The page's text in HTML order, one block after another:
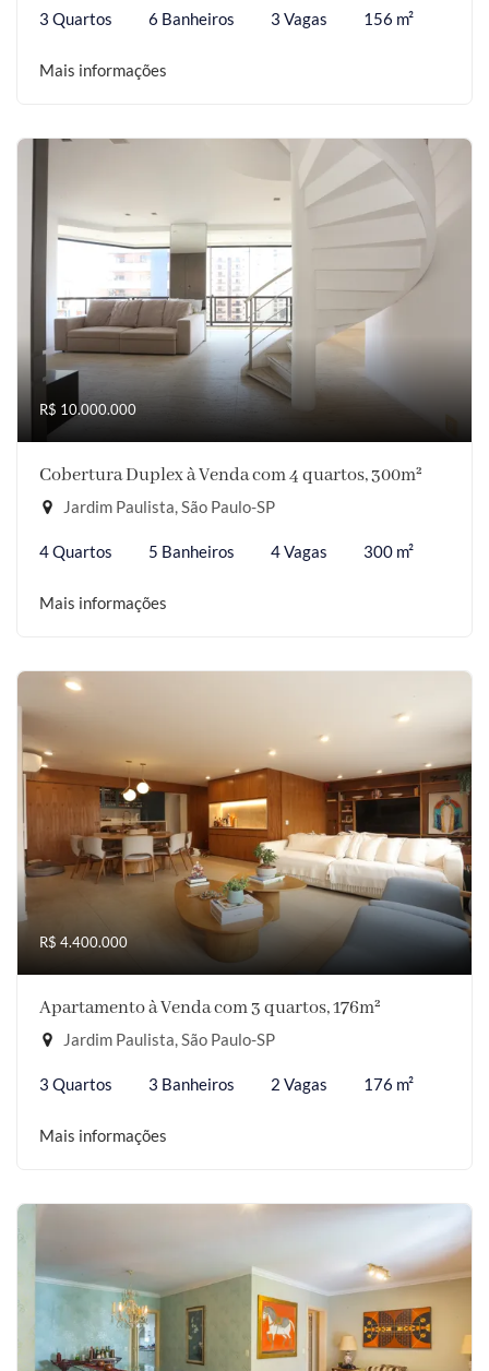
3 Quartos 6 Banheiros 3 Vagas 156 m²
Mais informações
R$ 10.000.000
Cobertura Duplex à Venda com 4 quartos, 300m²
Jardim Paulista, São Paulo-SP
4 Quartos 5 Banheiros 4 Vagas 300 m²
Mais informações
R$ 4.400.000
Apartamento à Venda com 3 quartos, 176m²
Jardim Paulista, São Paulo-SP
3 Quartos 3 Banheiros 2 Vagas 176 m²
Mais informações